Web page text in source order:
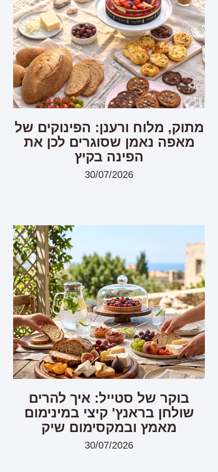
מתוק, מלוח ורענן: הפינוקים של
מאפה נאמן שסוגרים לכן את
הפינה בקיץ
30/07/2026
בוקר של סטייל: איך להרים
שולחן בראנץ' קיצי במינימום
מאמץ ובמקסימום שיק
30/07/2026